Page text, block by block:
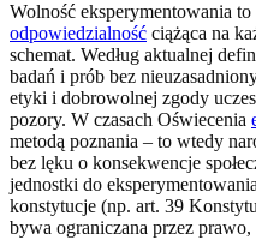
Wolność eksperymentowania
odpowiedzialność ciążąca na
schemat. Według aktualnej
badań i prób bez
etyki i dobrowolnej zgody
pozory. W czasach Oświecenia
metodą poznania – to wtedy
bez lęku o konsekwencje
jednostki do
konstytucje (np. art. 39
bywa ograniczana przez